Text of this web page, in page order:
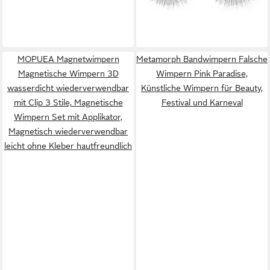
2,99 € UVP
MOPUEA Magnetwimpern
Magnetische Wimpern 3D
wasserdicht wiederverwendbar
mit Clip 3 Stile, Magnetische
Wimpern Set mit Applikator,
Magnetisch wiederverwendbar
leicht ohne Kleber hautfreundlich
Metamorph Bandwimpern Falsche
Wimpern Pink Paradise,
Künstliche Wimpern für Beauty,
Festival und Karneval